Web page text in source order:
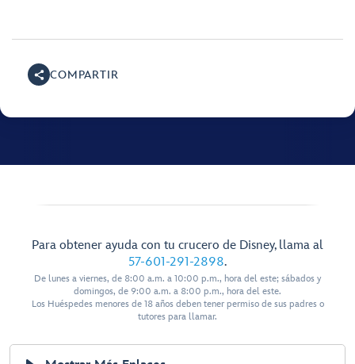
COMPARTIR
Para obtener ayuda con tu crucero de Disney, llama al
57-601-291-2898.
De lunes a viernes, de 8:00 a.m. a 10:00 p.m., hora del este; sábados y
domingos, de 9:00 a.m. a 8:00 p.m., hora del este.
Los Huéspedes menores de 18 años deben tener permiso de sus padres o
tutores para llamar.